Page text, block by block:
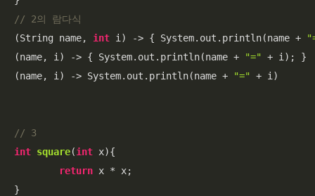
// 2의 람다식
(String name, int i) -> { System.out.println(name +
(name, i) -> { System.out.println(name +
"=" + i); }
(name, i) -> System.out.println(name +
"=" + i)
// 3
int square(int x){
return x * x;